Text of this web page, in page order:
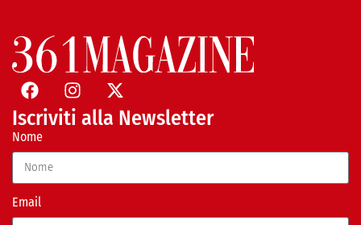
Iscriviti alla Newsletter
Nome
Email